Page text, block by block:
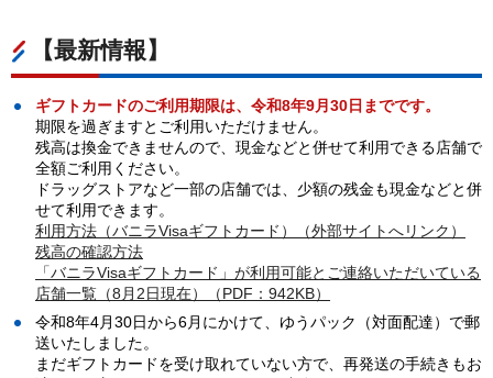
【最新情報】
ギフトカードのご利用期限は、令和8年9月30日までです。
期限を過ぎますとご利用いただけません。
残高は換金できませんので、現金などと併せて利用できる店舗で
全額ご利用ください。
ドラッグストアなど一部の店舗では、少額の残金も現金などと併
せて利用できます。
利用方法（バニラVisaギフトカード）（外部サイトへリンク）
残高の確認方法
「バニラVisaギフトカード」が利用可能とご連絡いただいている
店舗一覧（8月2日現在）（PDF：942KB）
令和8年4月30日から6月にかけて、ゆうパック（対面配達）で郵
送いたしました。
まだギフトカードを受け取れていない方で、再発送の手続きもお